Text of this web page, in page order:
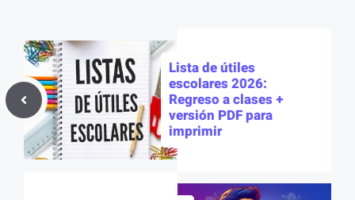
Lista de útiles
escolares 2026:
Regreso a clases +
versión PDF para
imprimir